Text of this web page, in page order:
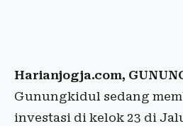
Harianjogja.com,
Gunungkidul sedang
investasi di kelok 23 di